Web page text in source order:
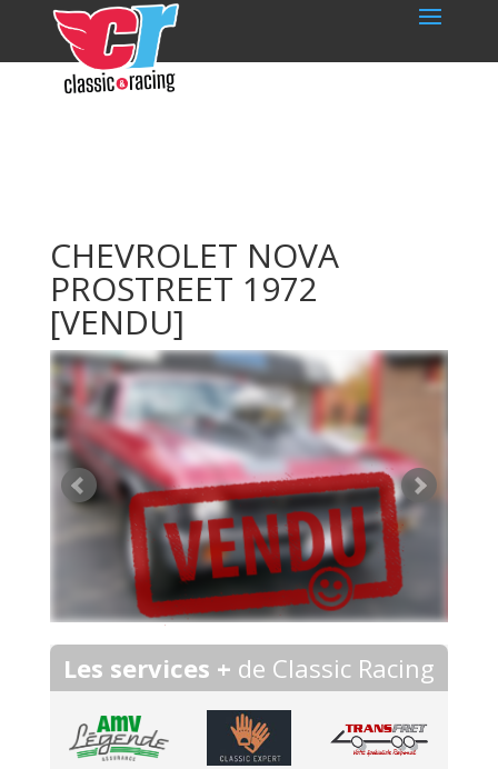
CHEVROLET NOVA
PROSTREET 1972
[VENDU]
Les services + de Classic Racing